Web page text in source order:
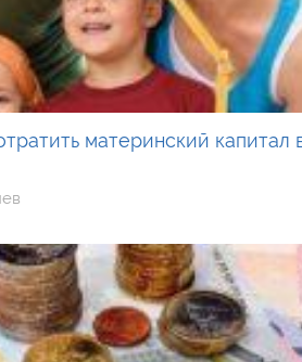
материнский капитал